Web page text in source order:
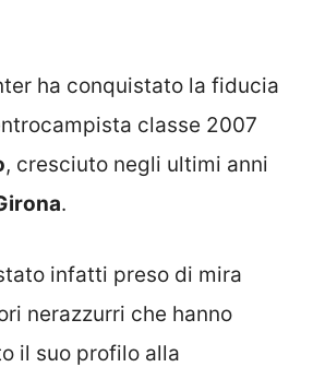
ha conquistato la fiducia
classe 2007
, cresciuto negli ultimi anni
.
infatti preso di mira
nerazzurri che hanno
il suo profilo alla